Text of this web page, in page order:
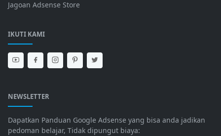
Jagoan Adsense Store
IKUTI KAMI
NEWSLETTER
Dapatkan Panduan Google Adsense yang bisa anda jadikan
pedoman belajar, Tidak dipungut biaya: